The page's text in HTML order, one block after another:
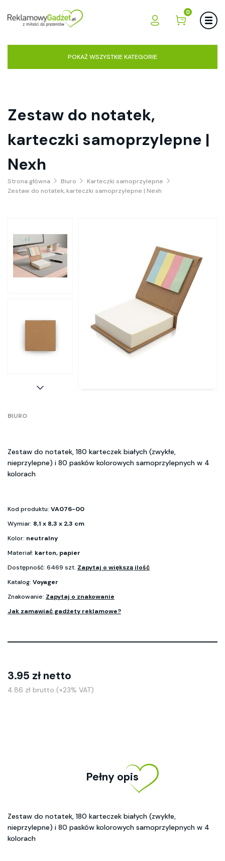
0
POKAŻ WSZYSTKIE KATEGORIE
Zestaw do notatek,
karteczki samoprzylepne |
Nexh
Strona główna Biuro
Karteczki samoprzylepne
Zestaw do notatek, karteczki samoprzylepne | Nexh
BIURO
Zestaw do notatek, 180 karteczek białych (zwykłe,
nieprzylepne) i 80 pasków kolorowych samoprzylepnych w 4
kolorach
Kod produktu: VA076-00
Wymiar: 8,1 x 8,3 x 2,3 cm
Kolor: neutralny
Materiał: karton, papier
Dostępność: 6469 szt. Zapytaj o większą ilość
Katalog: Voyager
Znakowanie: Zapytaj o znakowanie
Jak zamawiać gadżety reklamowe?
3.95 zł netto
4.86 zł brutto (+23% VAT)
Pełny opis
Zestaw do notatek, 180 karteczek białych (zwykłe,
nieprzylepne) i 80 pasków kolorowych samoprzylepnych w 4
kolorach